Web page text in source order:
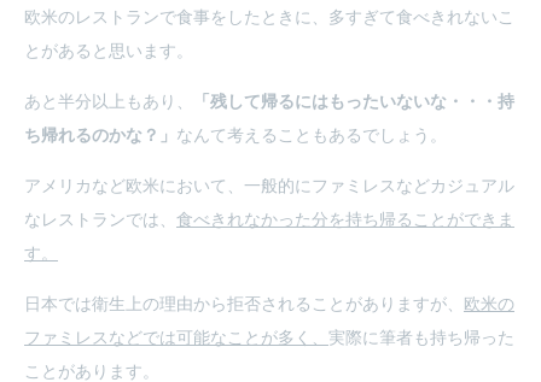
欧米のレストランで食事をしたときに、多すぎて食べきれないこ
とがあると思います。
あと半分以上もあり、
「残して帰るにはもったいないな・・・持
ち帰れるのかな？」 なんて考えることもあるでしょう。
アメリカなど欧米において、一般的にファミレスなどカジュアル
なレストランでは、 食べきれなかった分を持ち帰ることができま
す。
日本では衛生上の理由から拒否されることがありますが、
欧米の
ファミレスなどでは可能なことが多く、 実際に筆者も持ち帰った
ことがあります。